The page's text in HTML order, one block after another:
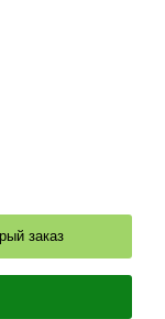
заказ